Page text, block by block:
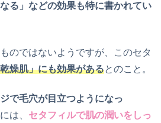
なる」などの効果も特に書かれてい
のではないようですが、このセタ
燥肌」にも効果があるとのこと。
で毛穴が目立つようになっ
は、 セタフィルで肌の潤いをしっ